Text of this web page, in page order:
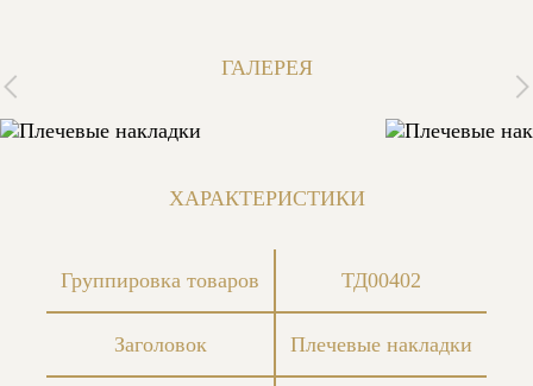
ГАЛЕРЕЯ
ХАРАКТЕРИСТИКИ
Группировка товаров ТД00402
Заголовок Плечевые накладки